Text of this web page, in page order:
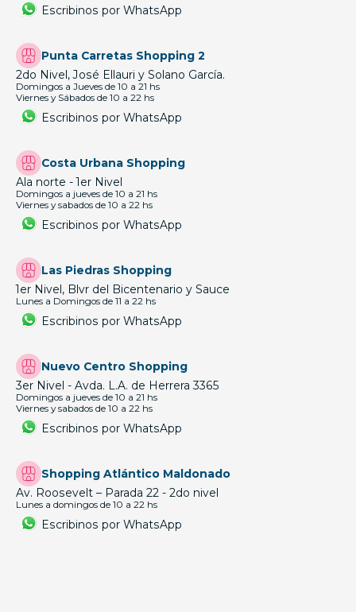
Escribinos por WhatsApp
Punta Carretas Shopping 2
2do Nivel, José Ellauri y Solano García.
Domingos a Jueves de 10 a 21 hs
Viernes y Sábados de 10 a 22 hs
Escribinos por WhatsApp
Costa Urbana Shopping
Ala norte - 1er Nivel
Domingos a jueves de 10 a 21 hs
Viernes y sabados de 10 a 22 hs
Escribinos por WhatsApp
Las Piedras Shopping
1er Nivel, Blvr del Bicentenario y Sauce
Lunes a Domingos de 11 a 22 hs
Escribinos por WhatsApp
Nuevo Centro Shopping
3er Nivel - Avda. L.A. de Herrera 3365
Domingos a jueves de 10 a 21 hs
Viernes y sabados de 10 a 22 hs
Escribinos por WhatsApp
Shopping Atlántico Maldonado
Av. Roosevelt – Parada 22 - 2do nivel
Lunes a domingos de 10 a 22 hs
Escribinos por WhatsApp